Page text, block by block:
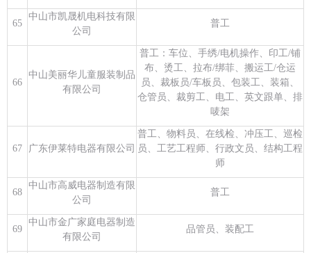
65
中山市凯晟机电科技有限
公司
普工
66
中山美丽华儿童服装制品
有限公司
普工：车位、手绣/电机操作、印工/铺
布、烫工、拉布/绑菲、搬运工/仓运
员、裁板员/车板员、包装工、装箱、
仓管员、裁剪工、电工、英文跟单、排
唛架
67 广东伊莱特电器有限公司
普工、物料员、在线检、冲压工、巡检
员、工艺工程师、行政文员、结构工程
师
68
中山市高威电器制造有限
公司
普工
69
中山市金广家庭电器制造
有限公司
品管员、装配工